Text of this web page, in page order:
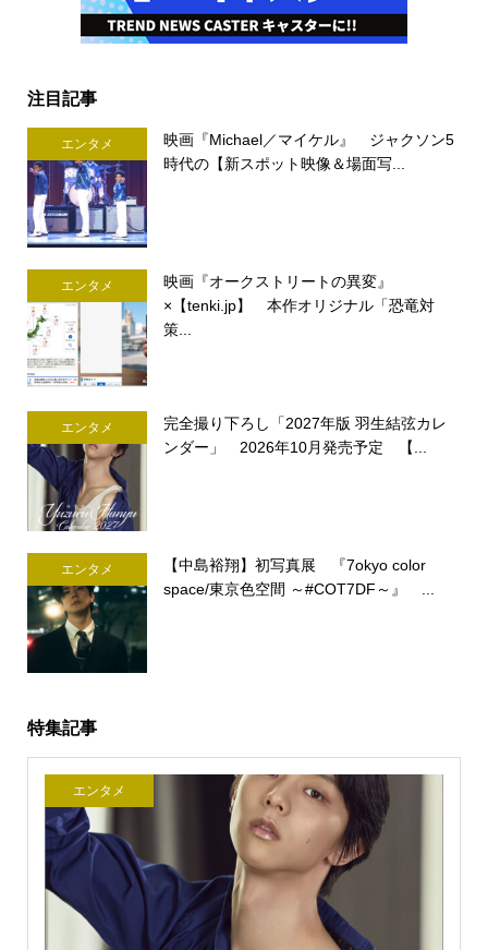
注目記事
エンタメ
映画『Michael／マイケル』 ジャクソン5
時代の【新スポット映像＆場面写...
エンタメ
映画『オークストリートの異変』
×【tenki.jp】 本作オリジナル「恐竜対
策...
エンタメ
完全撮り下ろし「2027年版 羽生結弦カレ
ンダー」 2026年10月発売予定 【...
エンタメ
【中島裕翔】初写真展 『7okyo color
space/東京色空間 ～#COT7DF～』 ...
特集記事
エンタメ